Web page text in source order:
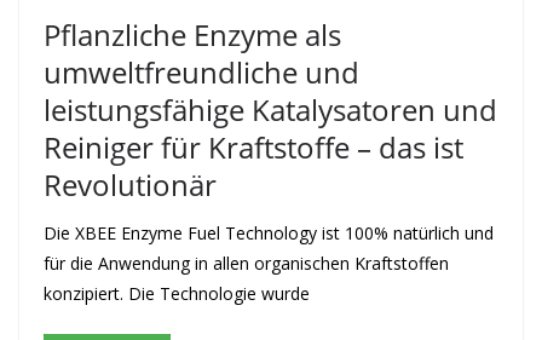
Pflanzliche Enzyme als
umweltfreundliche und
leistungsfähige Katalysatoren und
Reiniger für Kraftstoffe – das ist
Revolutionär
Die XBEE Enzyme Fuel Technology ist 100% natürlich und
für die Anwendung in allen organischen Kraftstoffen
konzipiert. Die Technologie wurde